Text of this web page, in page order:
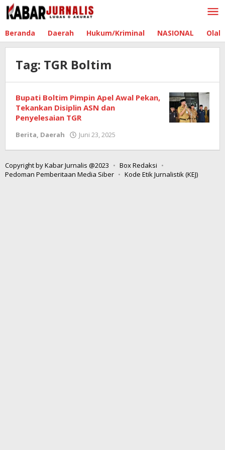
Lewati
ke
Beranda Daerah Hukum/Kriminal NASIONAL
Tag: TGR Boltim
Bupati Boltim Pimpin Apel Awal Pekan,
Tekankan Disiplin ASN dan
Penyelesaian TGR
Berita, Daerah Juni 23, 2025
Copyright by Kabar Jurnalis @2023
Box Redaksi
Pedoman Pemberitaan Media Siber
Kode Etik Jurnalistik (KEJ)